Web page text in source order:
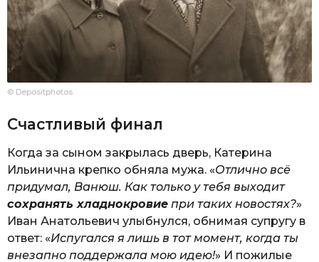
© Depositphotos
Счастливый финал
Когда за сыном закрылась дверь, Катерина
Ильинична крепко обняла мужа. «Отлично всё
придумал, Ванюш. Как только у тебя выходит
сохранять хладнокровие при таких новостях?»
Иван Анатольевич улыбнулся, обнимая супругу в
ответ: «Испугался я лишь в тот момент, когда ты
внезапно поддержала мою идею!» И пожилые